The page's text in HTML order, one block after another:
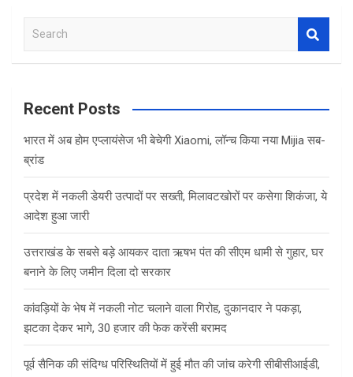
a
c
Recent Posts
भारत में अब होम एप्लायंसेज भी बेचेगी Xiaomi, लॉन्च किया नया Mijia सब-
ब्रांड
प्रदेश में नकली डेयरी उत्पादों पर सख्ती, मिलावटखोरों पर कसेगा शिकंजा, ये
आदेश हुआ जारी
उत्तराखंड के सबसे बड़े आयकर दाता ऋषभ पंत की सीएम धामी से गुहार, घर
बनाने के लिए जमीन दिला दो सरकार
कांवड़ियों के भेष में नकली नोट चलाने वाला गिरोह, दुकानदार ने पकड़ा,
झटका देकर भागे, 30 हजार की फेक करेंसी बरामद
पूर्व सैनिक की संदिग्ध परिस्थितियों में हुई मौत की जांच करेगी सीबीसीआईडी,